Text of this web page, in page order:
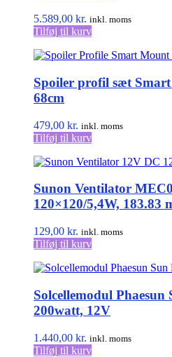
5.589,00 kr. inkl. moms
Tilføj til kurv
Spoiler profil sæt
68cm
479,00 kr. inkl. moms
Tilføj til kurv
Sunon Ventilator
120×120/5,4W, 183.83
129,00 kr. inkl. moms
Tilføj til kurv
Solcellemodul Phaesun
200watt, 12V
1.440,00 kr. inkl. moms
Tilføj til kurv